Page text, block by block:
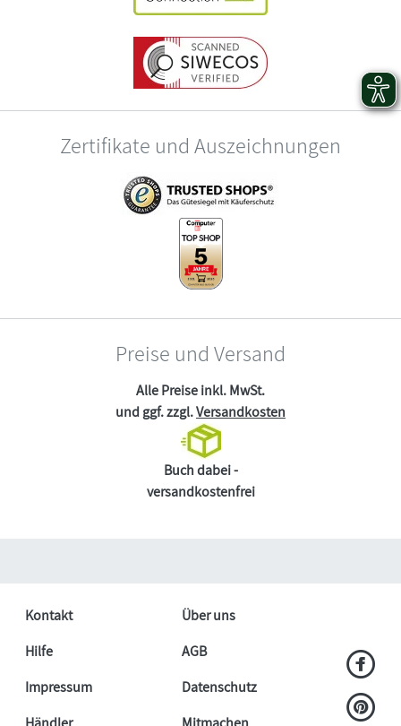
Zertifikate und Auszeichnungen
Preise und Versand
Alle Preise inkl. MwSt.
und ggf. zzgl.Versandkosten
Buch dabei -
versandkostenfrei
Kontakt
Über uns
Hilfe
AGB
Impressum
Datenschutz